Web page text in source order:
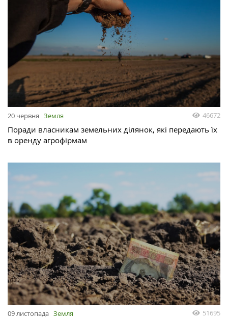
20 червня Земля 46672
Поради власникам земельних ділянок, які передають їх
в оренду агрофірмам
09 листопада Земля 51695